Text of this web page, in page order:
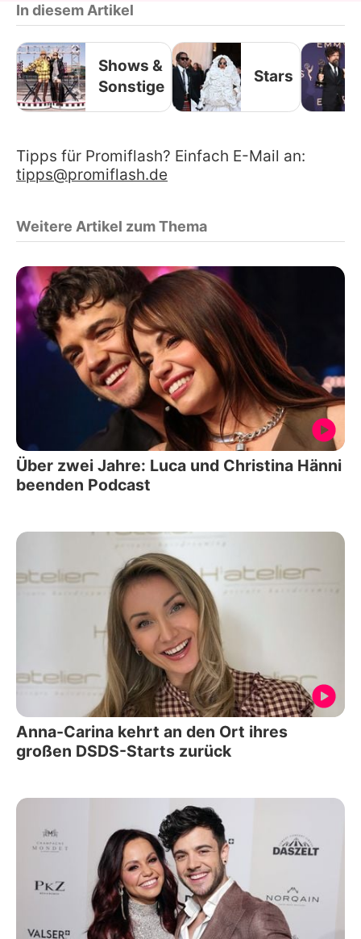
In diesem Artikel
Shows &
Sonstige
Stars
Tipps für Promiflash? Einfach E-Mail an:
tipps@promiflash.de
Weitere Artikel zum Thema
Über zwei Jahre: Luca und Christina Hänni
beenden Podcast
Anna-Carina kehrt an den Ort ihres
großen DSDS-Starts zurück